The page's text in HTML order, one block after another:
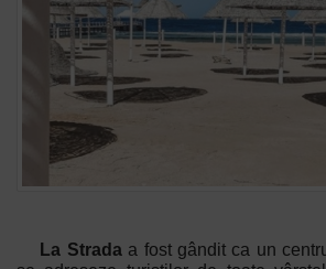
La Strada a fost gândit ca un